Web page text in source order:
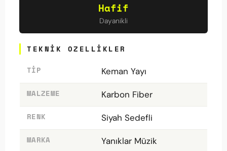
Hafif
Dayanikli
TEKNIK OZELLIKLER
TIP
Keman Yayı
MALZEME Karbon Fiber
RENK Siyah Sedefli
MARKA Yanıklar Müzik